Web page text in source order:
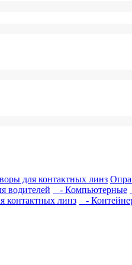
для контактных линз
водителей - Компьютерные
контактных линз -